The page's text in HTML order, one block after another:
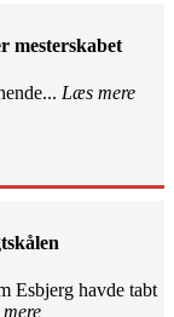
mesterskabet
Læs mere
Esbjerg havde tabt